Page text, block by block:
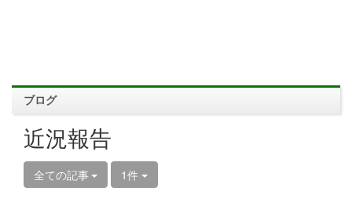
ブログ
近況報告
全ての記事 1件